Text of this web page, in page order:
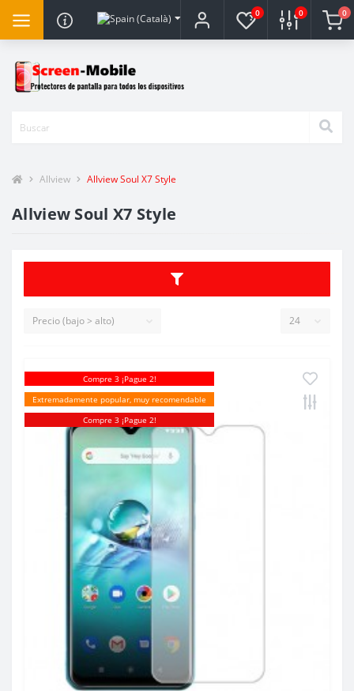
0 0 0
Allview Allview Soul X7 Style
Allview Soul X7 Style
Compre 3 ¡Pague 2!
Extremadamente popular, muy recomendable
Compre 3 ¡Pague 2!